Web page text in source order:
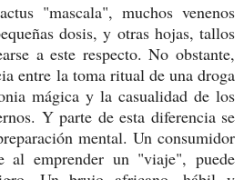
"mascala", muchos venenos
dosis, y otras hojas, tallos
a este respecto. No obstante,
entre la toma ritual de una droga
mágica y la casualidad de los
Y parte de esta diferencia se
mental. Un consumidor
al emprender un "viaje", puede